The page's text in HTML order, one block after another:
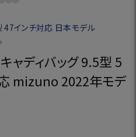
47インチ対応 日本モデル
ャディバッグ 9.5型 5
mizuno 2022年モデ